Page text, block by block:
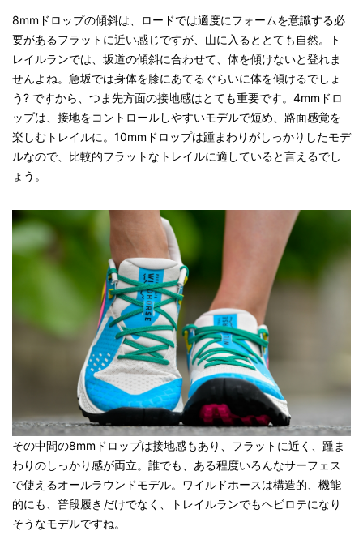
8mmドロップの傾斜は、ロードでは適度にフォームを意識する必
要があるフラットに近い感じですが、山に入るととても自然。ト
レイルランでは、坂道の傾斜に合わせて、体を傾けないと登れま
せんよね。急坂では身体を膝にあてるぐらいに体を傾けるでしょ
う? ですから、つま先方面の接地感はとても重要です。4mmドロ
ップは、接地をコントロールしやすいモデルで短め、路面感覚を
楽しむトレイルに。10mmドロップは踵まわりがしっかりしたモデ
ルなので、比較的フラットなトレイルに適していると言えるでし
ょう。
その中間の8mmドロップは接地感もあり、フラットに近く、踵ま
わりのしっかり感が両立。誰でも、ある程度いろんなサーフェス
で使えるオールラウンドモデル。ワイルドホースは構造的、機能
的にも、普段履きだけでなく、トレイルランでもヘビロテになり
そうなモデルですね。